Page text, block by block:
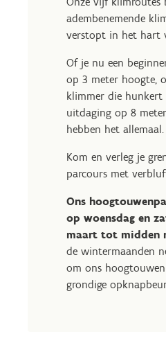
adembenemende
verstopt in het hart
Of je nu een
op 3 meter hoogte,
klimmer die hunkert
uitdaging op 8
hebben het allemaal.
Kom en verleg je
parcours met
Ons
op woensdag en
maart tot midden
de wintermaanden
om ons
grondige